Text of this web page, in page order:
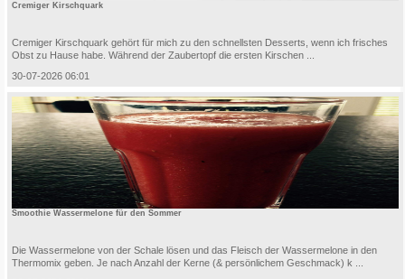
Cremiger Kirschquark
Cremiger Kirschquark gehört für mich zu den schnellsten Desserts, wenn ich frisches
Obst zu Hause habe. Während der Zaubertopf die ersten Kirschen ...
30-07-2026 06:01
Smoothie Wassermelone für den Sommer
Die Wassermelone von der Schale lösen und das Fleisch der Wassermelone in den
Thermomix geben. Je nach Anzahl der Kerne (& persönlichem Geschmack) k ...